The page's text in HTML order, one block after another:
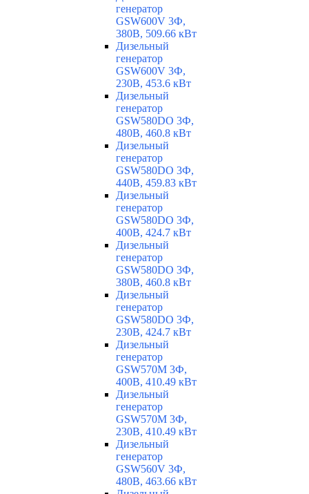
генератор
GSW600V 3Ф,
380В, 509.66 кВт
Дизельный
генератор
GSW600V 3Ф,
230В, 453.6 кВт
Дизельный
генератор
GSW580DO 3Ф,
480В, 460.8 кВт
Дизельный
генератор
GSW580DO 3Ф,
440В, 459.83 кВт
Дизельный
генератор
GSW580DO 3Ф,
400В, 424.7 кВт
Дизельный
генератор
GSW580DO 3Ф,
380В, 460.8 кВт
Дизельный
генератор
GSW580DO 3Ф,
230В, 424.7 кВт
Дизельный
генератор
GSW570M 3Ф,
400В, 410.49 кВт
Дизельный
генератор
GSW570M 3Ф,
230В, 410.49 кВт
Дизельный
генератор
GSW560V 3Ф,
480В, 463.66 кВт